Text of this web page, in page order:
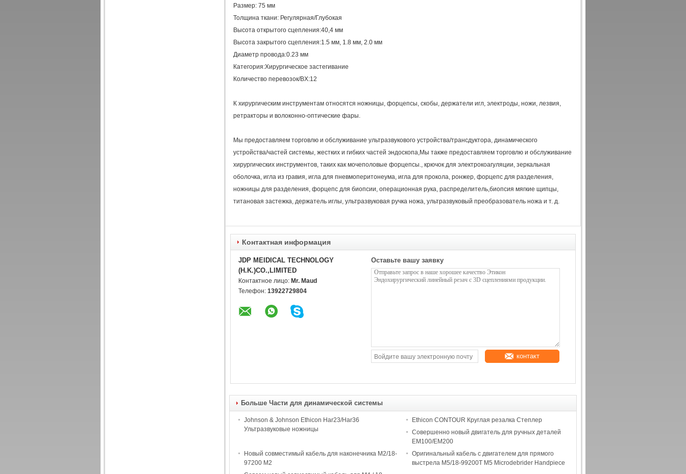
Размер: 75 мм
Толщина ткани: Регулярная/Глубокая
Высота открытого сцепления:40,4 мм
Высота закрытого сцепления:1.5 мм, 1.8 мм, 2.0 мм
Диаметр провода:0.23 мм
Категория:Хирургическое застегивание
Количество перевозок/BX:12
К хирургическим инструментам относятся ножницы, форцепсы, скобы, держатели игл, электроды, ножи, лезвия,
ретракторы и волоконно-оптические фары.
Мы предоставляем торговлю и обслуживание ультразвукового устройства/трансдуктора, динамического
устройства/частей системы, жестких и гибких частей эндоскопа,Мы также предоставляем торговлю и обслуживание
хирургических инструментов, таких как мочеполовые форцепсы., крючок для электрокоагуляции, зеркальная
оболочка, игла из гравия, игла для пневмоперитонеума, игла для прокола, ронжер, форцепс для разделения,
ножницы для разделения, форцепс для биопсии, операционная рука, распределитель,биопсия мягкие щипцы,
титановая застежка, держатель иглы, ультразвуковая ручка ножа, ультразвуковый преобразователь ножа и т. д.
Контактная информация
JDP MEIDICAL TECHNOLOGY
(H.K.)CO.,LIMITED
Контактное лицо: Mr. Maud
Телефон: 13922729804
Оставьте вашу заявку
контакт
Больше Части для динамической системы
Johnson & Johnson Ethicon Har23/Har36
Ультразвуковые ножницы
Ethicon CONTOUR Круглая резалка Степлер
Совершенно новый двигатель для ручных деталей
EM100/EM200
Новый совместимый кабель для наконечника M2/18-
97200 M2
Оригинальный кабель с двигателем для прямого
выстрела M5/18-99200T M5 Microdebrider Handpiece